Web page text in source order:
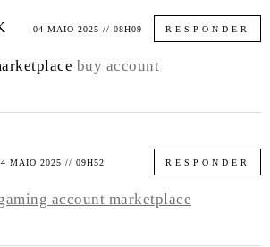
04 MAIO 2025 // 08H09 RESPONDER
buy account
MAIO 2025 // 09H52 RESPONDER
account marketplace